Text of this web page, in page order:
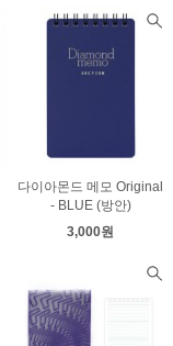
다이아몬드 메모 Original
- BLUE (방안)
3,000원